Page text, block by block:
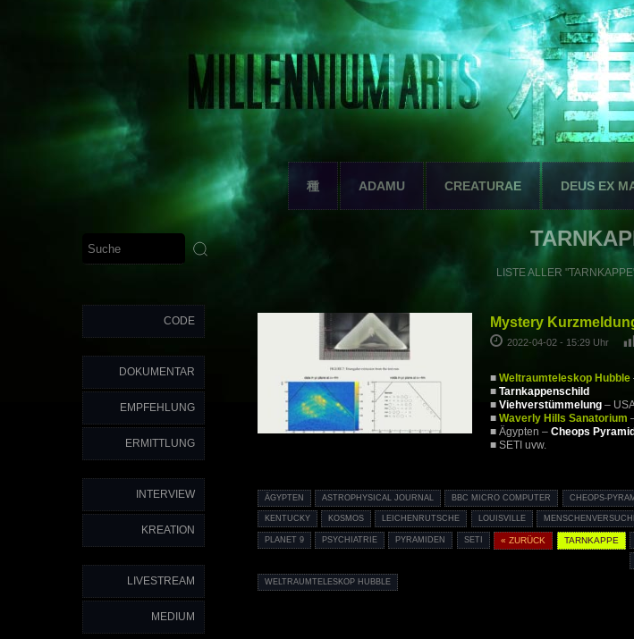
種 ADAMU CREATURAE DEUS EX
CODE
DOKUMENTAR
EMPFEHLUNG
ERMITTLUNG
INTERVIEW
KREATION
LIVESTREAM
MEDIUM
LISTE ALLER
Mystery
2022-04-02 - 15:29 Uhr
■ Weltraumteleskop Hubble
■ Tarnkappenschild
■ Viehverstümmelung–
■ Waverly Hills Sanatorium
■ Ägypten – Cheops
■ SETI uvw.
ÄGYPTEN ASTROPHYSICAL JOURNAL BBC MICRO COMPUTER CHEOPS-
KENTUCKY KOSMOS LEICHENRUTSCHE LOUISVILLE
PLANET 9 PSYCHIATRIE PYRAMIDEN SETI « ZURÜCK TARNKAPPE
WELTRAUMTELESKOP HUBBLE